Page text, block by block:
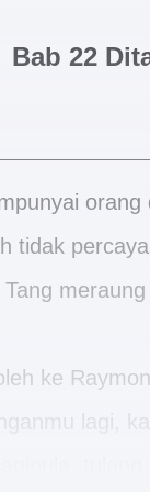
Bab 22
tidak
ke